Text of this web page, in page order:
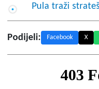
Pula traži
Podijeli: Facebook X